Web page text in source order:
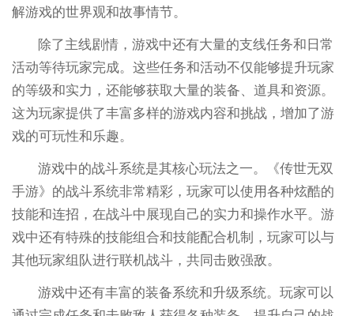
解游戏的世界观和故事情节。
除了主线剧情，游戏中还有大量的支线任务和日常
活动等待玩家完成。这些任务和活动不仅能够提升玩家
的等级和实力，还能够获取大量的装备、道具和资源。
这为玩家提供了丰富多样的游戏内容和挑战，增加了游
戏的可玩性和乐趣。
游戏中的战斗系统是其核心玩法之一。《传世无双
手游》的战斗系统非常精彩，玩家可以使用各种炫酷的
技能和连招，在战斗中展现自己的实力和操作水平。游
戏中还有特殊的技能组合和技能配合机制，玩家可以与
其他玩家组队进行联机战斗，共同击败强敌。
游戏中还有丰富的装备系统和升级系统。玩家可以